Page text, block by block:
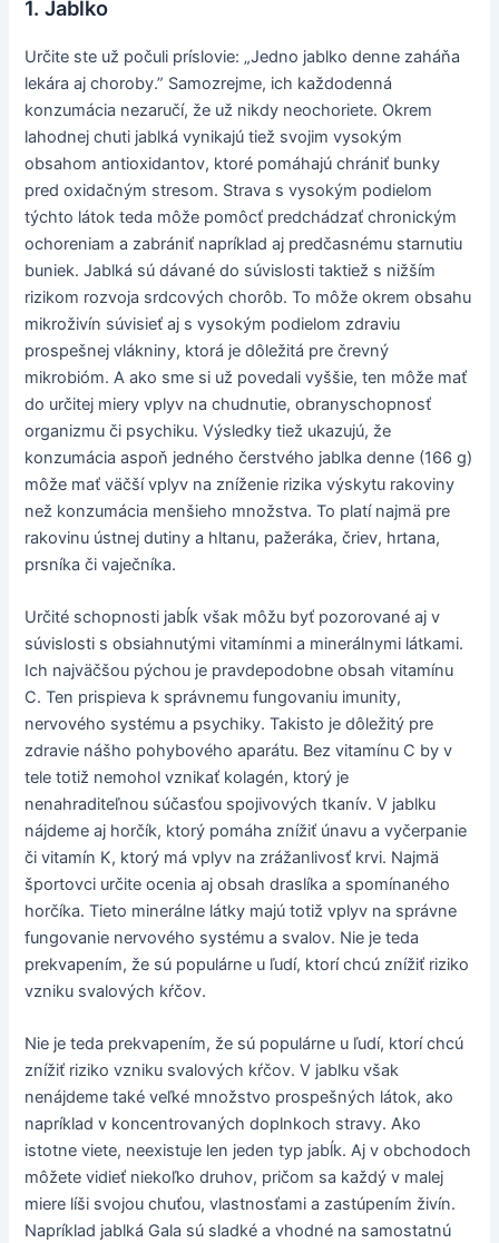
1. Jablko
Určite ste už počuli príslovie: „Jedno jablko denne zaháňa
lekára aj choroby.” Samozrejme, ich každodenná
konzumácia nezaručí, že už nikdy neochoriete. Okrem
lahodnej chuti jablká vynikajú tiež svojim vysokým
obsahom antioxidantov, ktoré pomáhajú chrániť bunky
pred oxidačným stresom. Strava s vysokým podielom
týchto látok teda môže pomôcť predchádzať chronickým
ochoreniam a zabrániť napríklad aj predčasnému starnutiu
buniek. Jablká sú dávané do súvislosti taktiež s nižším
rizikom rozvoja srdcových chorôb. To môže okrem obsahu
mikroživín súvisieť aj s vysokým podielom zdraviu
prospešnej vlákniny, ktorá je dôležitá pre črevný
mikrobióm. A ako sme si už povedali vyššie, ten môže mať
do určitej miery vplyv na chudnutie, obranyschopnosť
organizmu či psychiku. Výsledky tiež ukazujú, že
konzumácia aspoň jedného čerstvého jablka denne (166 g)
môže mať väčší vplyv na zníženie rizika výskytu rakoviny
než konzumácia menšieho množstva. To platí najmä pre
rakovinu ústnej dutiny a hltanu, pažeráka, čriev, hrtana,
prsníka či vaječníka.
Určité schopnosti jabĺk však môžu byť pozorované aj v
súvislosti s obsiahnutými vitamínmi a minerálnymi látkami.
Ich najväčšou pýchou je pravdepodobne obsah vitamínu
C. Ten prispieva k správnemu fungovaniu imunity,
nervového systému a psychiky. Takisto je dôležitý pre
zdravie nášho pohybového aparátu. Bez vitamínu C by v
tele totiž nemohol vznikať kolagén, ktorý je
nenahraditeľnou súčasťou spojivových tkanív. V jablku
nájdeme aj horčík, ktorý pomáha znížiť únavu a vyčerpanie
či vitamín K, ktorý má vplyv na zrážanlivosť krvi. Najmä
športovci určite ocenia aj obsah draslíka a spomínaného
horčíka. Tieto minerálne látky majú totiž vplyv na správne
fungovanie nervového systému a svalov. Nie je teda
prekvapením, že sú populárne u ľudí, ktorí chcú znížiť riziko
vzniku svalových kŕčov.
Nie je teda prekvapením, že sú populárne u ľudí, ktorí chcú
znížiť riziko vzniku svalových kŕčov. V jablku však
nenájdeme také veľké množstvo prospešných látok, ako
napríklad v koncentrovaných doplnkoch stravy. Ako
istotne viete, neexistuje len jeden typ jabĺk. Aj v obchodoch
môžete vidieť niekoľko druhov, pričom sa každý v malej
miere líši svojou chuťou, vlastnosťami a zastúpením živín.
Napríklad jablká Gala sú sladké a vhodné na samostatnú